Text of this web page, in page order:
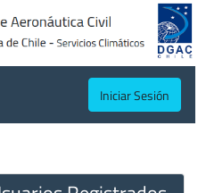
Iniciar Sesión